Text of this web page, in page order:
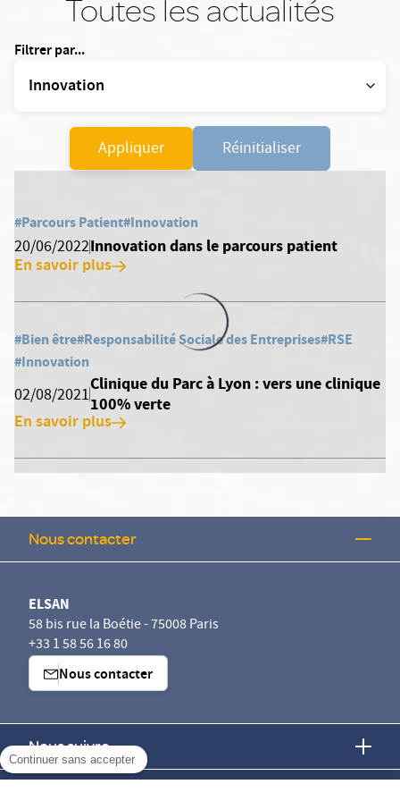
Continuer sans accepter
Toutes les actualités
Filtrer par...
Appliquer Réinitialiser
#Parcours Patient#Innovation
20/06/2022Innovation dans le parcours patient
En savoir plus
#Bien être#Responsabilité Sociale des Entreprises#RSE
#Innovation
02/08/2021
Clinique du Parc à Lyon : vers une clinique
100% verte
En savoir plus
Nous contacter
ELSAN
58 bis rue la Boétie - 75008 Paris
+33 1 58 56 16 80
Nous contacter
Nous suivre